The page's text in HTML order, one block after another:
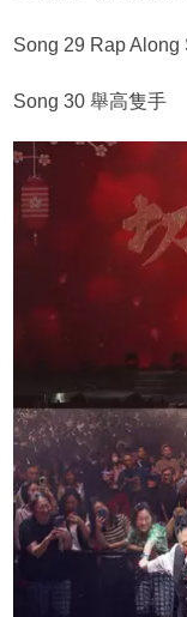
Song 29 Rap Along
Song 30 舉高隻手